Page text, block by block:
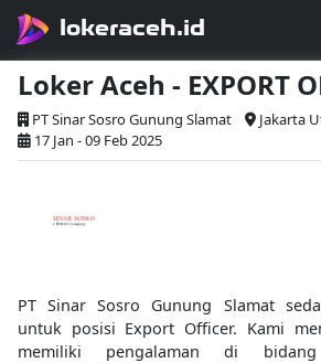
lokeraceh.id
Loker Aceh - EXPORT
PT Sinar Sosro Gunung Slamat
Jakarta
17 Jan - 09 Feb 2025
PT Sinar Sosro Gunung Slamat
untuk posisi Export Officer. Kami
memiliki pengalaman di